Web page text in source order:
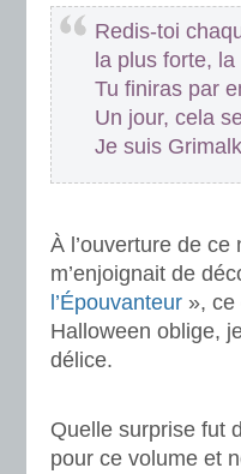
Redis-toi
la plus forte,
Tu finiras par
Un jour, cela
Je suis
À l’ouverture de ce
m’enjoignait de
l’Épouvanteur », ce
Halloween oblige,
délice.
Quelle surprise fut
pour ce volume et